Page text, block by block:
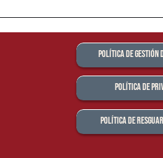
Política de Gestión
Política de
Política de